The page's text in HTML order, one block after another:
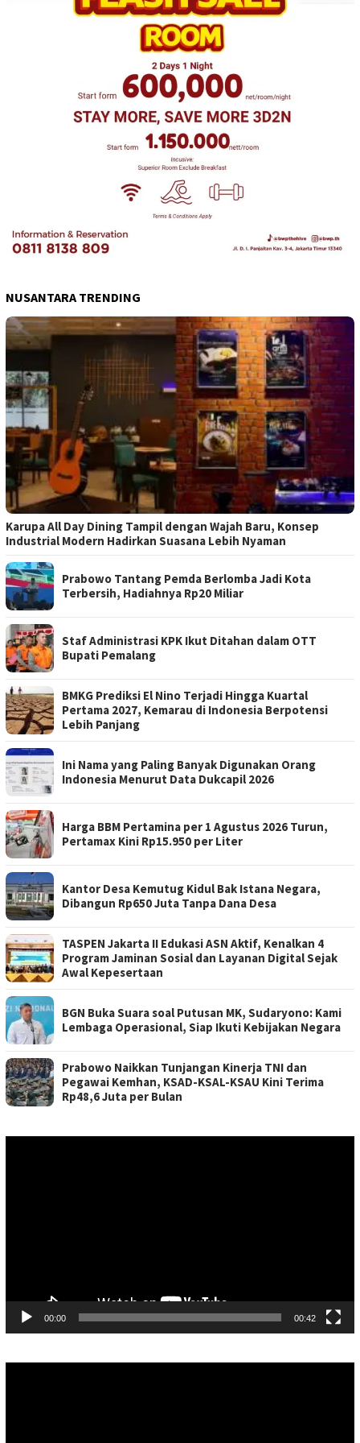
NUSANTARA TRENDING
Karupa All Day Dining Tampil dengan Wajah Baru, Konsep
Industrial Modern Hadirkan Suasana Lebih Nyaman
Prabowo Tantang Pemda Berlomba Jadi Kota
Terbersih, Hadiahnya Rp20 Miliar
Staf Administrasi KPK Ikut Ditahan dalam OTT
Bupati Pemalang
BMKG Prediksi El Nino Terjadi Hingga Kuartal
Pertama 2027, Kemarau di Indonesia Berpotensi
Lebih Panjang
Ini Nama yang Paling Banyak Digunakan Orang
Indonesia Menurut Data Dukcapil 2026
Harga BBM Pertamina per 1 Agustus 2026 Turun,
Pertamax Kini Rp15.950 per Liter
Kantor Desa Kemutug Kidul Bak Istana Negara,
Dibangun Rp650 Juta Tanpa Dana Desa
TASPEN Jakarta II Edukasi ASN Aktif, Kenalkan 4
Program Jaminan Sosial dan Layanan Digital Sejak
Awal Kepesertaan
BGN Buka Suara soal Putusan MK, Sudaryono: Kami
Lembaga Operasional, Siap Ikuti Kebijakan Negara
Prabowo Naikkan Tunjangan Kinerja TNI dan
Pegawai Kemhan, KSAD-KSAL-KSAU Kini Terima
Rp48,6 Juta per Bulan
00:00 00:42